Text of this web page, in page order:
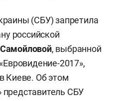
(СБУ) запретила
российской
, выбранной
2017»,
Киеве. Об этом
представитель СБУ